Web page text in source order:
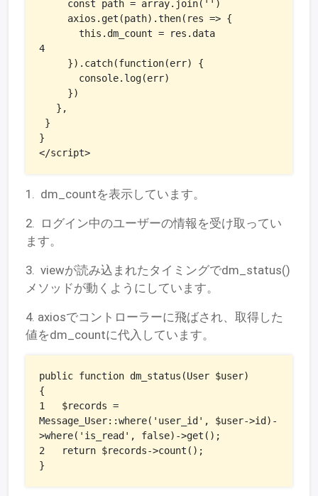
       this.dm_count = res.data
4
}
</script>
1. dm_countを表示しています。
2. ログイン中のユーザーの情報を受け取ってい
ます。
3. viewが読み込まれたタイミングでdm_status()
メソッドが動くようにしています。
4. axiosでコントローラーに飛ばされ、取得した
値をdm_countに代入しています。
public function dm_status(User $user)
{
1   $records =
Message_User::where('user_id', $user->id)-
>where('is_read', false)->get();
2   return $records->count();
}